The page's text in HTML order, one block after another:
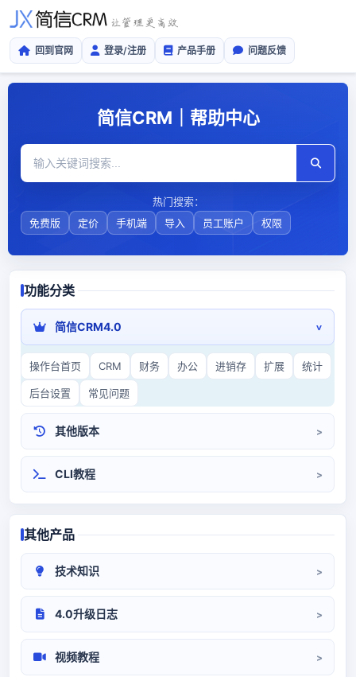
回到官网 登录/注册 产品手册 问题反馈
简信CRM｜帮助中心
热门搜索：
免费版
定价 手机端 导入 员工账户 权限
功能分类
简信CRM4.0
操作台首页 CRM 财务 办公 进销存 扩展 统计
后台设置 常见问题
其他版本
CLI教程
其他产品
技术知识
4.0升级日志
视频教程